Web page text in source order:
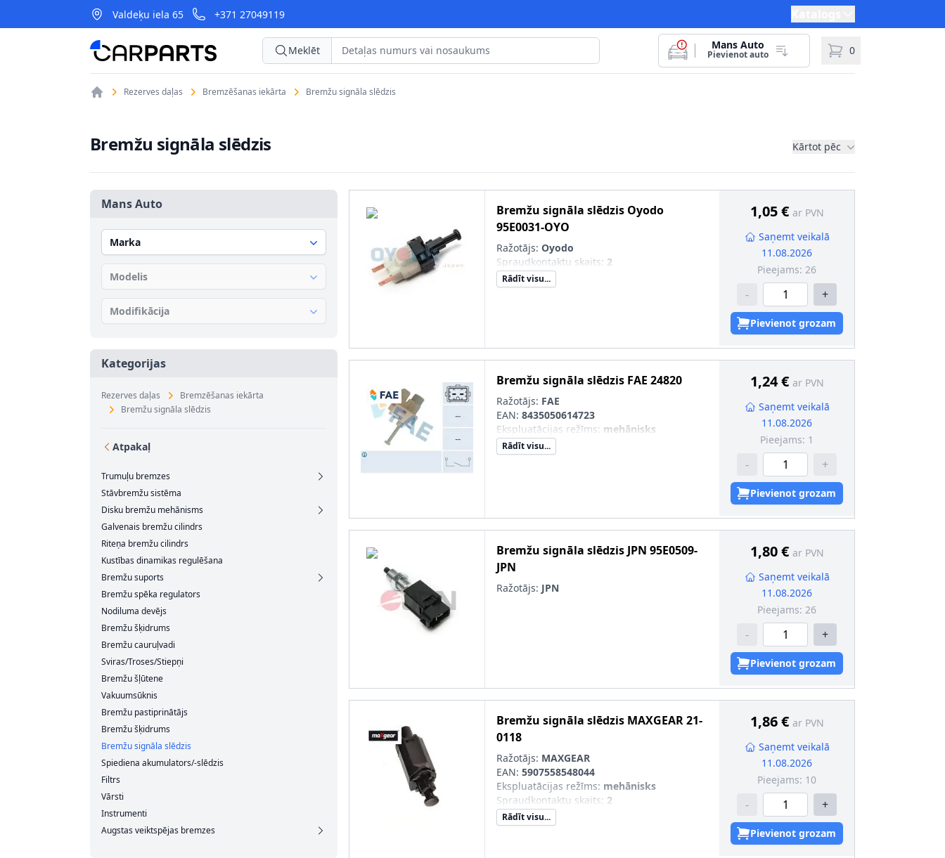
Valdeķu iela 65 +371 27049119
CarParts Meklēt Mans Auto
Pievienot auto 0
Rezerves daļas Bremzēšanas iekārta Bremžu signāla slēdzis
Bremžu signāla slēdzis Kārtot pēc
Mans Auto
Marka
Modelis
Modifikācija
Kategorijas
Rezerves daļas
Bremzēšanas iekārta
Bremžu signāla slēdzis
Atpakaļ
Trumuļu bremzes
Stāvbremžu sistēma
Disku bremžu mehānisms
Galvenais bremžu cilindrs
Riteņa bremžu cilindrs
Kustības dinamikas regulēšana
Bremžu suports
Bremžu spēka regulators
Nodiluma devējs
Bremžu šķidrums
Bremžu cauruļvadi
Sviras/Troses/Stiepņi
Bremžu šļūtene
Vakuumsūknis
Bremžu pastiprinātājs
Bremžu šķidrums
Bremžu signāla slēdzis
Spiediena akumulators/-slēdzis
Filtrs
Vārsti
Instrumenti
Augstas veiktspējas bremzes
Bremžu signāla slēdzis Oyodo
95E0031-OYO
Ražotājs: Oyodo
Spraudkontaktu skaits: 2
Rādīt visu...
1,05 € ar PVN
Saņemt veikalā
11.08.2026
Pieejams: 26
- +
Pievienot grozam
Bremžu signāla slēdzis FAE 24820
Ražotājs: FAE
EAN: 8435050614723
Ekspluatācijas režīms: mehānisks
Rādīt visu...
1,24 € ar PVN
Saņemt veikalā
11.08.2026
Pieejams: 1
- +
Pievienot grozam
Bremžu signāla slēdzis JPN 95E0509-
JPN
Ražotājs: JPN
1,80 € ar PVN
Saņemt veikalā
11.08.2026
Pieejams: 26
- +
Pievienot grozam
Bremžu signāla slēdzis MAXGEAR21-
0118
Ražotājs: MAXGEAR
EAN: 5907558548044
Ekspluatācijas režīms: mehānisks
Spraudkontaktu skaits: 2
Rādīt visu...
1,86 € ar PVN
Saņemt veikalā
11.08.2026
Pieejams: 10
- +
Pievienot grozam